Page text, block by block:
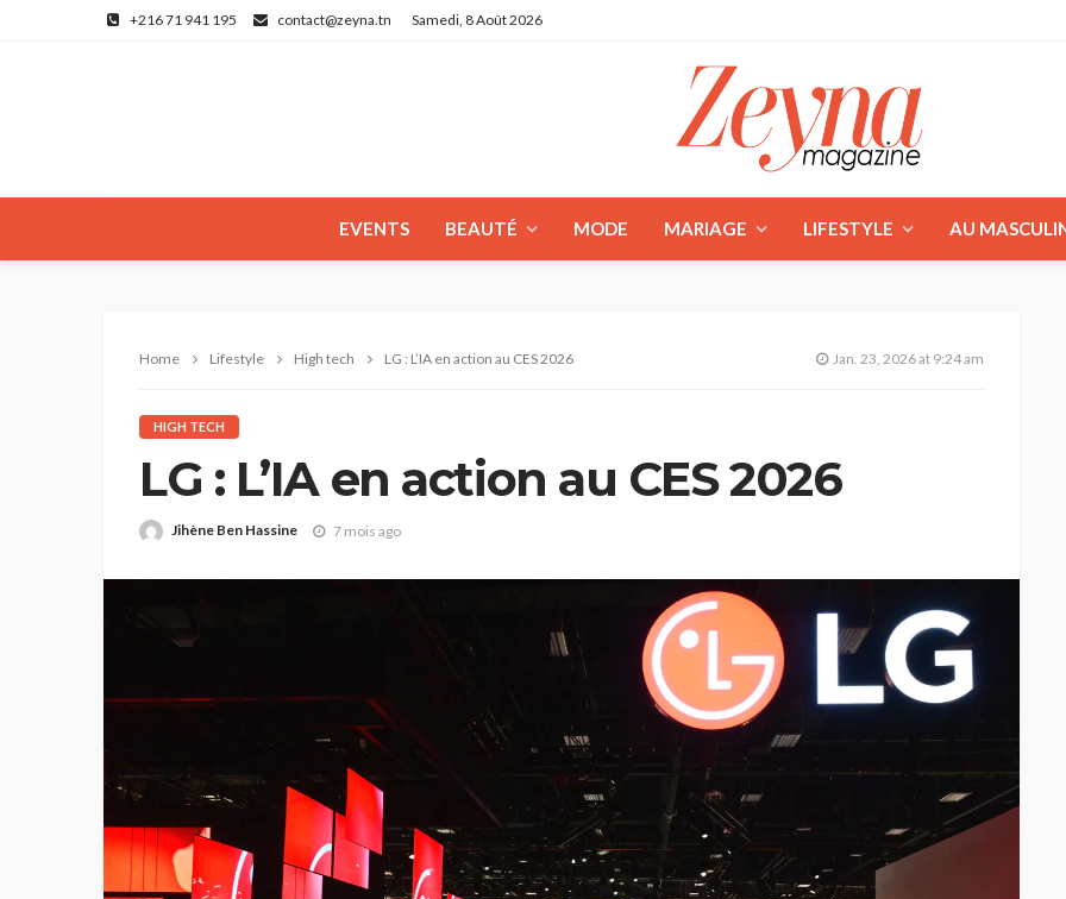
+216 71 941 195 contact@zeyna.tn Samedi, 8 Août 2026
EVENTS BEAUTÉ MODE MARIAGE LIFESTYLE AU
Home Lifestyle High tech LG : L’IA en action au CES 2026 Jan. 23, 2026 at 9:24 am
HIGH TECH
LG : L’IA en action au CES 2026
Jihène Ben Hassine 7 mois ago